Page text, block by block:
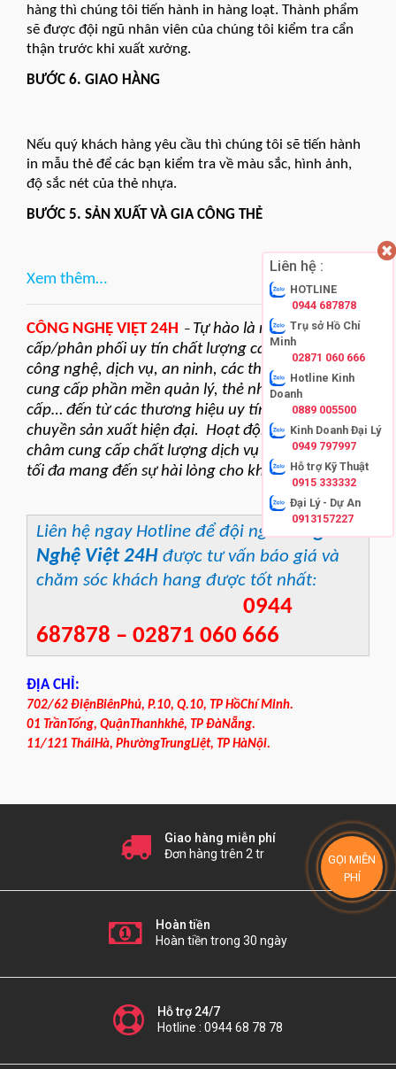
Liên hệ :
HOTLINE
0944 687878
Trụ sở Hồ Chí
Minh
02871 060 666
Hotline Kinh
Doanh
0889 005500
Kinh Doanh Đại Lý
0949 797997
Hỗ trợ Kỹ Thuật
0915 333332
Đại Lý - Dự An
0913157227
hàng thì chúng tôi tiến hành in hàng loạt. Thành phẩm
sẽ được đội ngũ nhân viên của chúng tôi kiểm tra cẩn
thận trước khi xuất xưởng.
BƯỚC 6. GIAO HÀNG
Nếu quý khách hàng yêu cầu thì chúng tôi sẽ tiến hành
in mẫu thẻ để các bạn kiểm tra về màu sắc, hình ảnh,
độ sắc nét của thẻ nhựa.
BƯỚC 5. SẢN XUẤT VÀ GIA CÔNG THẺ
Xem thêm…
CÔNG NGHỆ VIỆT 24H – Tự hào là nhà cung
cấp/phân phối uy tín chất lượng các giải pháp
công nghệ, dịch vụ, an ninh, các thiết bị điện tử,
cung cấp phần mền quản lý, thẻ nhựa PVC cao
cấp… đến từ các thương hiệu uy tín, nổi tiếng, dây
chuyền sản xuất hiện đại. Hoạt động với phương
châm cung cấp chất lượng dịch vụ tốt nhất, nổ lực
tối đa mang đến sự hài lòng cho khách hàng.
Liên hệ ngay Hotline để đội ngũCông
Nghệ Việt 24H được tư vấn báo giá và
chăm sóc khách hang được tốt nhất:
0944
687878 – 02871 060 666
ĐỊA CHỈ:
702/62 ĐiệnBiênPhủ, P.10, Q.10, TP HồChí Minh.
01 TrầnTống, QuậnThanhkhê, TP ĐàNẵng.
11/121 TháiHà, PhườngTrungLiệt, TP HàNội.
Giao hàng miễn phí
Đơn hàng trên 2 tr
Hoàn tiền
Hoàn tiền trong 30 ngày
Hỗ trợ 24/7
Hotline : 0944 68 78 78
GỌI MIỄN
PHÍ